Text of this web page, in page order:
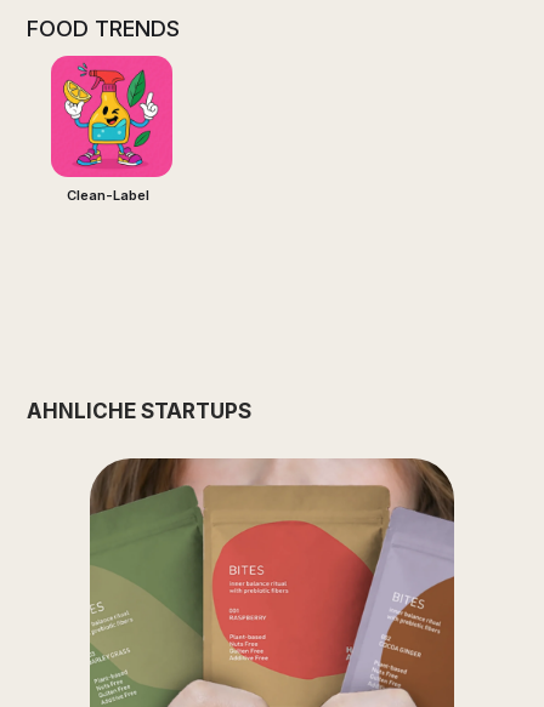
FOOD TRENDS
Clean-Label
ÄHNLICHE STARTUPS